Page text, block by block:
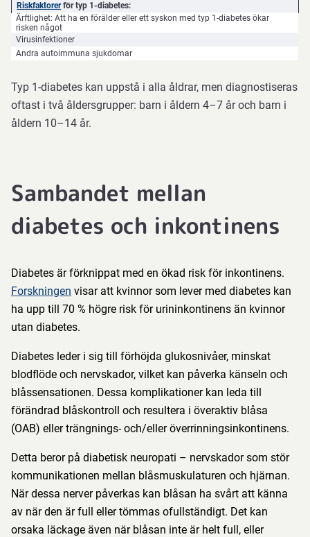
Riskfaktorerför typ 1-diabetes:
Ärftlighet: Att ha en förälder eller ett syskon med typ 1-diabetes ökar
risken något
Virusinfektioner
Andra autoimmuna sjukdomar
Typ 1-diabetes kan uppstå i alla åldrar, men diagnostiseras
oftast i två åldersgrupper: barn i åldern 4–7 år och barn i
åldern 10–14 år.
Sambandet mellan
diabetes och inkontinens
Diabetes är förknippat med en ökad risk för inkontinens.
Forskningen visar att kvinnor som lever med diabetes kan
ha upp till 70 % högre risk för urininkontinens än kvinnor
utan diabetes.
Diabetes leder i sig till förhöjda glukosnivåer, minskat
blodflöde och nervskador, vilket kan påverka känseln och
blåssensationen. Dessa komplikationer kan leda till
förändrad blåskontroll och resultera i överaktiv blåsa
(OAB) eller trängnings- och/eller överrinningsinkontinens.
Detta beror på diabetisk neuropati – nervskador som stör
kommunikationen mellan blåsmuskulaturen och hjärnan.
När dessa nerver påverkas kan blåsan ha svårt att känna
av när den är full eller tömmas ofullständigt. Det kan
orsaka läckage även när blåsan inte är helt full, eller